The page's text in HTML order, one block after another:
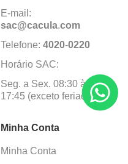
E-mail:
sac@cacula.com
Telefone: 4020-0220
Horário SAC:
Seg. a Sex. 08:30 às
17:45 (exceto feriados)
Minha Conta
Minha Conta